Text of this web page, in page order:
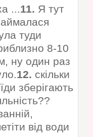
...11. Я тут
туди
8-10
ну один раз
12. скільки
зберігають
від води